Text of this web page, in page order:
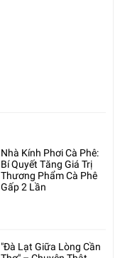
Nhà Kính Phơi Cà Phê:
Bí Quyết Tăng Giá Trị
Thương Phẩm Cà Phê
Gấp 2 Lần
"Đà Lạt Giữa Lòng Cần